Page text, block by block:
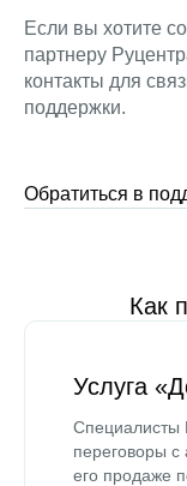
Если вы хотите
партнеру
контакты для
поддержки.
Обратиться в
Как
Услуга
Специалисты
переговоры
его продаже